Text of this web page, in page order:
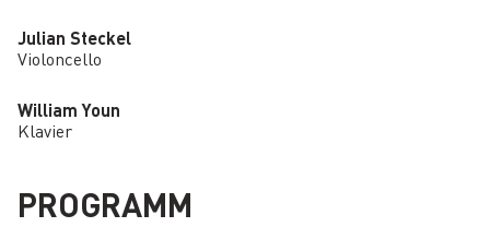
Julian Steckel
Violoncello
William Youn
Klavier
PROGRAMM